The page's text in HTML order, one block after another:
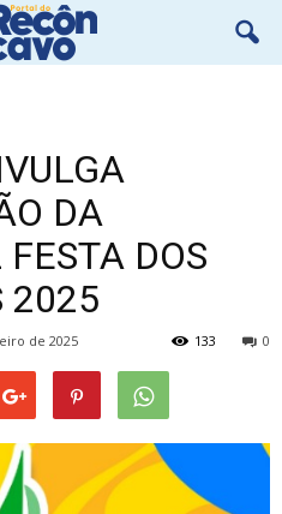
DA
DOS
2025
de 2025 0
133